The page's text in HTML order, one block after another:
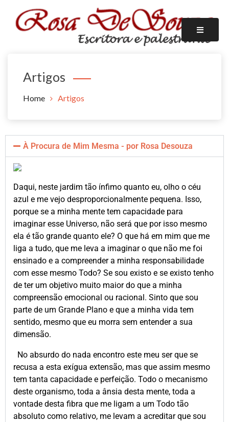
Artigos
Home Artigos
À Procura de Mim Mesma - por Rosa Desouza
Daqui, neste jardim tão ínfimo quanto eu, olho o céu
azul e me vejo desproporcionalmente pequena. Isso,
porque se a minha mente tem capacidade para
imaginar esse Universo, não será que por isso mesmo
ela é tão grande quanto ele? O que há em mim que me
liga a tudo, que me leva a imaginar o que não me foi
ensinado e a compreender a minha responsabilidade
com esse mesmo Todo? Se sou existo e se existo tenho
de ter um objetivo muito maior do que a minha
compreensão emocional ou racional. Sinto que sou
parte de um Grande Plano e que a minha vida tem
sentido, mesmo que eu morra sem entender a sua
dimensão.
No absurdo do nada encontro este meu ser que se
recusa a esta exígua extensão, mas que assim mesmo
tem tanta capacidade e perfeição. Todo o mecanismo
deste organismo, toda a ânsia desta mente, toda a
vontade desta fibra que me ligam a um Todo tão
absoluto como relativo, me levam a acreditar que sou